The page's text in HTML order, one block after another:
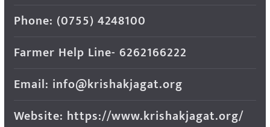
Phone: (0755) 4248100
Farmer Help Line- 6262166222
Email: info@krishakjagat.org
Website: https://www.krishakjagat.org/